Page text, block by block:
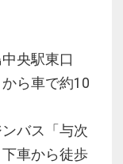
央駅東口
から車で約10
バス「与次
車から徒歩